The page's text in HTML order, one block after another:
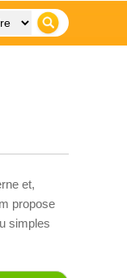
et,
propose
simples